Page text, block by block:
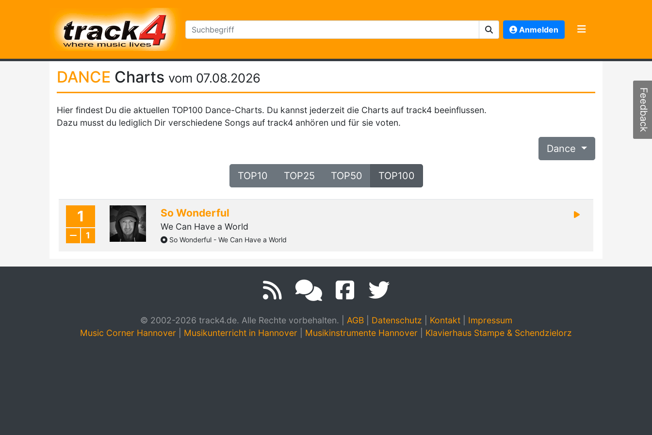
Anmelden
DANCE Charts vom 07.08.2026
Hier findest Du die aktuellen TOP100 Dance-Charts. Du kannst jederzeit die Charts auf track4 beeinflussen.
Dazu musst du lediglich Dir verschiedene Songs auf track4 anhören und für sie voten.
Dance
TOP10 TOP25 TOP50 TOP100
1
1
So Wonderful
We Can Have a World
So Wonderful - We Can Have a World
© 2002-2026 track4.de. Alle Rechte vorbehalten. AGB| Datenschutz Kontakt| Impressum
Music Corner Hannover
Musikunterricht in Hannover Musikinstrumente Hannover Klavierhaus Stampe & Schendzielorz
Feedback